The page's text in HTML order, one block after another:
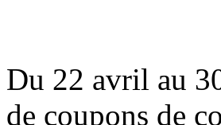
Du 22 avril au
de coupons de